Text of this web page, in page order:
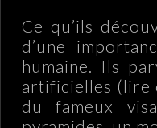
Ce qu’ils
d’une
humaine. Ils
artificielles (lire
du fameux